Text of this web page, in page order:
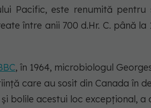
Pacific, este renumită
între anii 700 d.Hr. C. până
, în 1964, microbiologul
care au sosit din Canada în
bolile acestui loc excepțional, a